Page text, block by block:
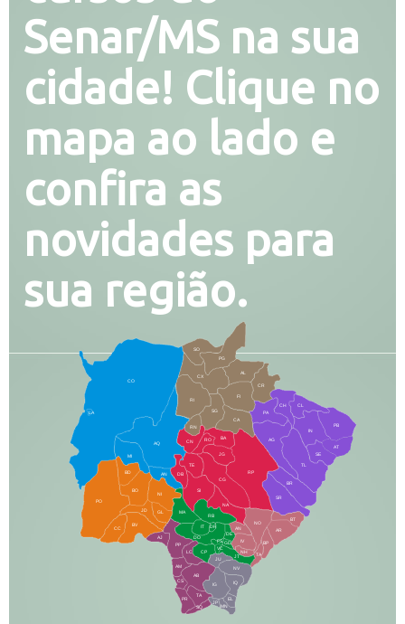
Senar/MS na sua
cidade! Clique no
mapa ao lado e
confira as
novidades para
sua região.
CO
AQ
MI
AN
CX
RI
AL
CR
FI
SG
BA
CA
PA
CH CL
PB
SE
TL
AG
BR
SR
BT
AR
RP
RO
JG
CG
SI
NA
TA
NH
JT
RB
MA
IT
DR
DO
CP
JU
NV
IQ
EL
BD
BO
NI
JD
PO
BV
CC
PP
AJ
LC
AM
AB
JP
DB
TE
CS
PR
TA
SQ
IG
MN
IN
NO
BP
RN
CN
GL
AN
IV
FS
VC
GD
DE
AT
PG
SO
LA